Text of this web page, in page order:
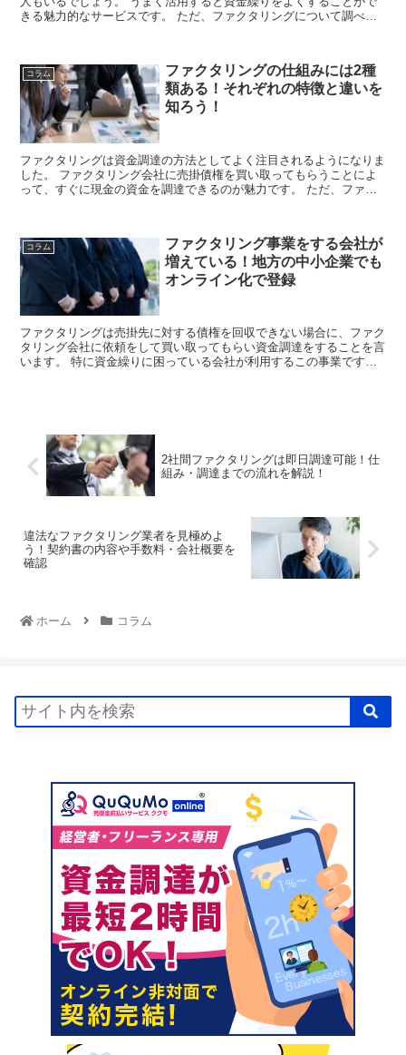
きる魅力的なサービスです。 ただ、ファクタリングについて調べて
コラム
ファクタリングの仕組みには2種
類ある！それぞれの特徴と違いを
知ろう！
ファクタリングは資金調達の方法としてよく注目されるようになりま
した。 ファクタリング会社に売掛債権を買い取ってもらうことによ
って、すぐに現金の資金を調達できるのが魅力です。 ただ、ファク
コラム
ファクタリング事業をする会社が
増えている！地方の中小企業でも
オンライン化で登録
ファクタリングは売掛先に対する債権を回収できない場合に、ファク
タリング会社に依頼をして買い取ってもらい資金調達をすることを言
います。 特に資金繰りに困っている会社が利用するこの事業です
2社間ファクタリングは即日調達可能！仕
組み・調達までの流れを解説！
違法なファクタリング業者を見極めよ
う！契約書の内容や手数料・会社概要を
確認
ホーム コラム